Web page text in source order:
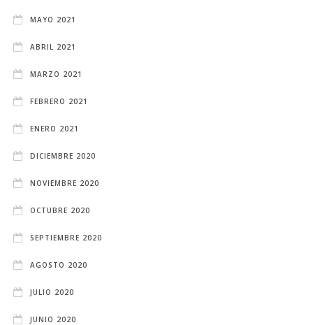
MAYO 2021
ABRIL 2021
MARZO 2021
FEBRERO 2021
ENERO 2021
DICIEMBRE 2020
NOVIEMBRE 2020
OCTUBRE 2020
SEPTIEMBRE 2020
AGOSTO 2020
JULIO 2020
JUNIO 2020